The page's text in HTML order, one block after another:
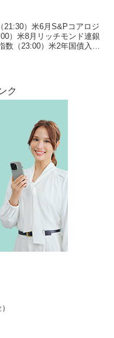
21:30）米6月S&Pコアロジ
）米8月リッチモンド連銀
（23:00）米2年国債入札
ク